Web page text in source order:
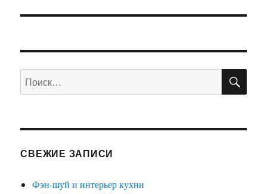
Искать:
СВЕЖИЕ ЗАПИСИ
Фэн-шуй и интерьер кухни